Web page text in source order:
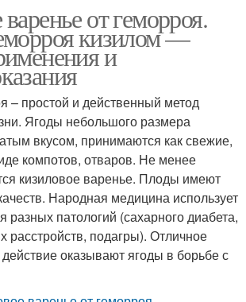
от геморроя.
кизилом —
и
– простой и действенный метод
Ягоды небольшого размера
вкусом, принимаются как свежие,
компотов, отваров. Не менее
кизиловое варенье. Плоды имеют
Народная медицина использует
разных патологий (сахарного диабета,
расстройств, подагры). Отличное
оказывают ягоды в борьбе с